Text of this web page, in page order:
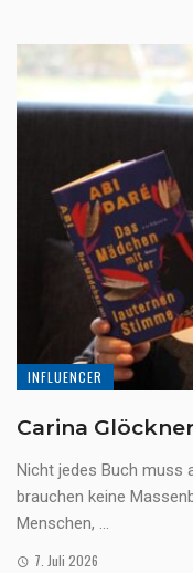
INFLUENCER
Carina
Nicht jedes Buch muss
brauchen keine
Menschen, ...
7. Juli 2026